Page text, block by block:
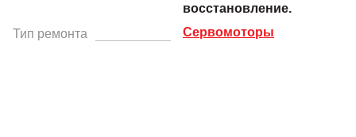
восстановление.
Тип ремонта
Сервомоторы